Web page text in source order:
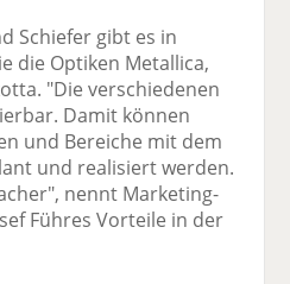
Schiefer gibt es in
die Optiken Metallica,
"Die verschiedenen
Damit können
und Bereiche mit dem
und realisiert werden.
nennt Marketing-
Führes Vorteile in der